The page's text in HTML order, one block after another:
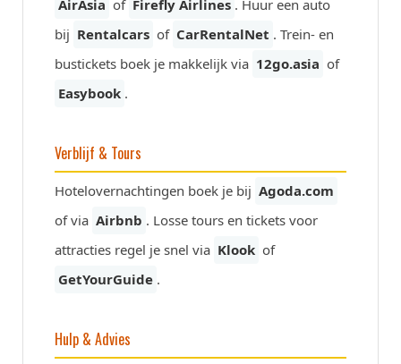
AirAsia of Firefly Airlines . Huur een auto
bij Rentalcars of CarRentalNet . Trein- en
bustickets boek je makkelijk via 12go.asia of
Easybook .
Verblijf & Tours
Hotelovernachtingen boek je bij Agoda.com
of via Airbnb . Losse tours en tickets voor
attracties regel je snel via Klook of
GetYourGuide .
Hulp & Advies